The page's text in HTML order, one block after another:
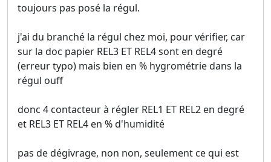
toujours pas posé la régul.
j'ai du branché la régul chez moi, pour vérifier, car
sur la doc papier REL3 ET REL4 sont en degré
(erreur typo) mais bien en % hygrométrie dans la
régul ouff
donc 4 contacteur à régler REL1 ET REL2 en degré
et REL3 ET REL4 en % d'humidité
pas de dégivrage, non non, seulement ce qui est